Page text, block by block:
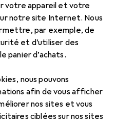
votre appareil et votre
notre site Internet. Nous
par exemple, de
et d’utiliser des
panier d’achats.
nous pouvons
afin de vous afficher
nos sites et vous
ciblées sur nos sites
pour astigmates